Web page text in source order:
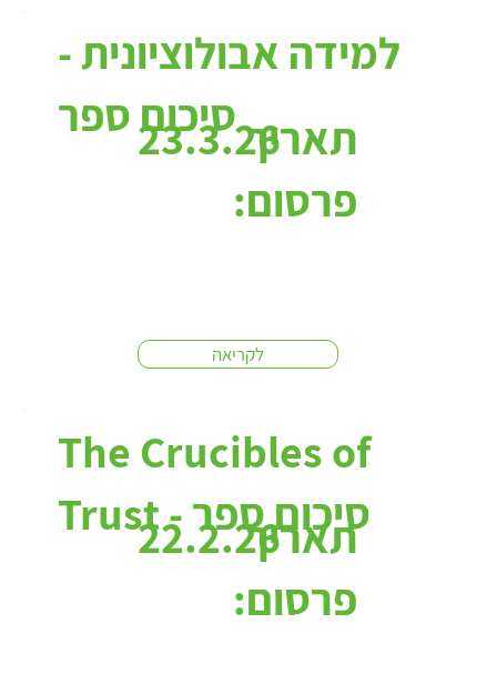
למידה אבולוציונית -
סיכום ספר
לקריאה
23.3.26תאריך
פרסום:
The Crucibles of
Trust - סיכום ספר
22.2.26תאריך
פרסום: